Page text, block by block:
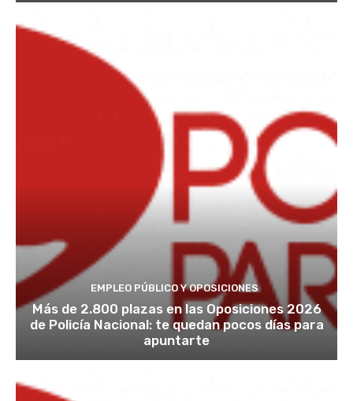
EMPLEO PÚBLICO Y OPOSICIONES
Más de 2.800 plazas en las Oposiciones 2026
de Policía Nacional: te quedan pocos días para
apuntarte